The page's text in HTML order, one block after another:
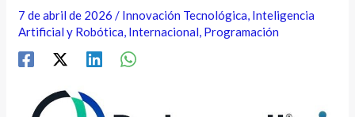
7 de abril de 2026/ Innovación Tecnológica, Inteligencia
Artificial y Robótica, Internacional, Programación